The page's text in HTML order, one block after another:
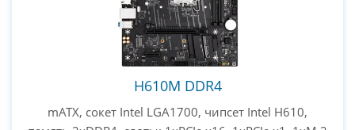
H610M DDR4
mATX, сокет Intel LGA1700, чипсет Intel H610,